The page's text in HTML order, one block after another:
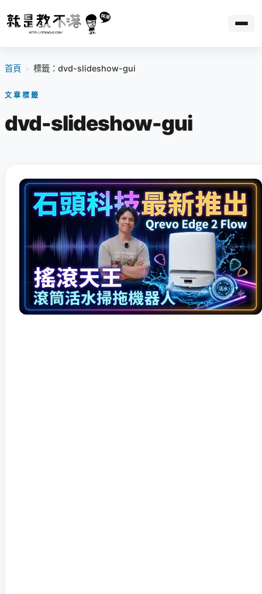
首頁 › 標籤：dvd-slideshow-gui
文章標籤
dvd-slideshow-gui